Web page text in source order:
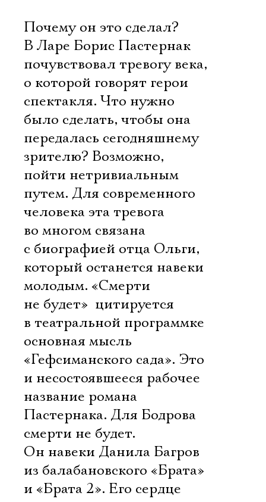
Почему он это сделал?
В Ларе Борис Пастернак
почувствовал тревогу века,
о которой говорят герои
спектакля. Что нужно
было сделать, чтобы она
передалась сегодняшнему
зрителю? Возможно,
пойти нетривиальным
путем. Для современного
человека эта тревога
во многом связана
с биографией отца Ольги,
который останется навеки
молодым. «Смерти
не будет»  цитируется
в театральной программке
основная мысль
«Гефсиманского сада». Это
и несостоявшееся рабочее
название романа
Пастернака. Для Бодрова
смерти не будет.
Он навеки Данила Багров
из балабановского «Брата»
и «Брата 2». Его сердце